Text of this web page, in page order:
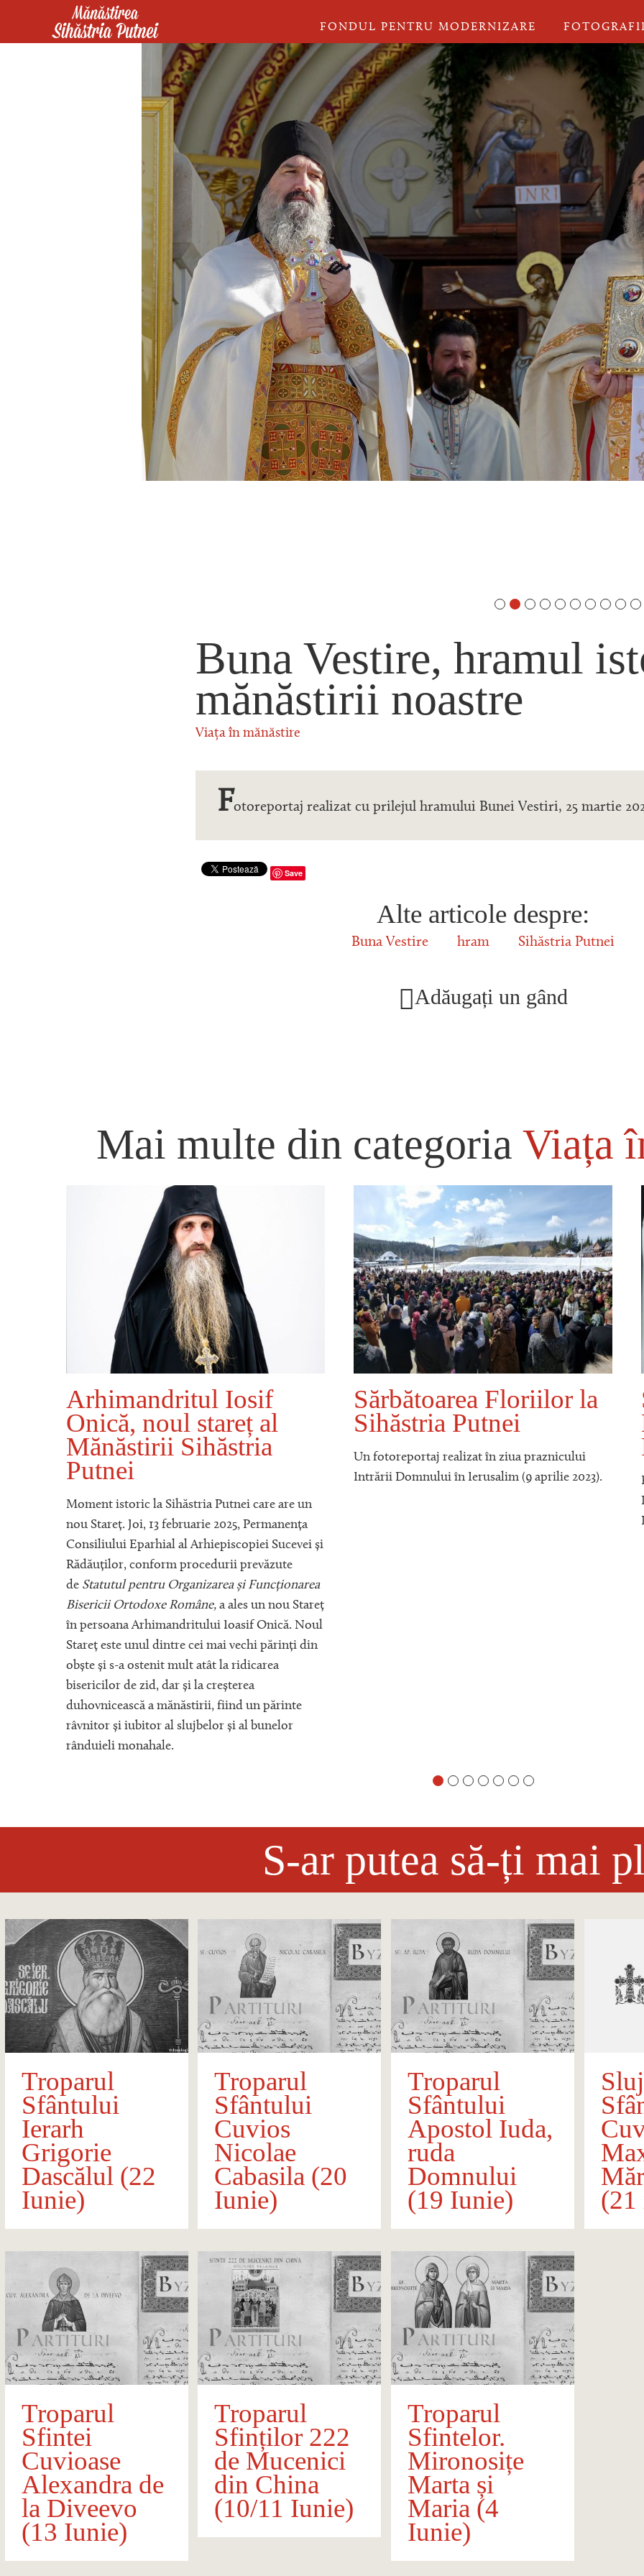
Mergi la conţinutul principal
Mănăstirea Sihăstria Putnei
FONDUL PENTRU MODERNIZARE FOTOGRAFII
Buna Vestire, hramul
mănăstirii noastre
Viața în mănăstire
Fotoreportaj realizat cu prilejul hramului Bunei Vestiri, 25 martie
Save
Alte articole despre:
Buna Vestire hram Sihăstria Putnei
Adăugați un gând
Mai multe din categoria Viața
Arhimandritul Iosif
Onică, noul stareț al
Mănăstirii Sihăstria
Putnei
Moment istoric la Sihăstria Putnei care are un
nou Stareț. Joi, 13 februarie 2025, Permanența
Consiliului Eparhial al Arhiepiscopiei Sucevei și
Rădăuților, conform procedurii prevăzute
de Statutul pentru Organizarea și Funcționarea
Bisericii Ortodoxe Române, a ales un nou Stareț
în persoana Arhimandritului Ioasif Onică. Noul
Stareț este unul dintre cei mai vechi părinți din
obște și s-a ostenit mult atât la ridicarea
bisericilor de zid, dar și la creșterea
duhovnicească a mănăstirii, fiind un părinte
râvnitor și iubitor al slujbelor și al bunelor
rânduieli monahale.
Sărbătoarea Floriilor la
Sihăstria Putnei
Un fotoreportaj realizat în ziua praznicului
Intrării Domnului în Ierusalim (9 aprilie 2023).
S-ar putea să-ți mai
Troparul
Sfântului
Ierarh
Grigorie
Dascălul (22
Iunie)
Troparul
Sfântului
Cuvios
Nicolae
Cabasila (20
Iunie)
Troparul
Sfântului
Apostol Iuda,
ruda
Domnului
(19 Iunie)
(21
Troparul
Sfintei
Cuvioase
Alexandra de
la Diveevo
(13 Iunie)
Troparul
Sfinților 222
de Mucenici
din China
(10/11 Iunie)
Troparul
Sfintelor.
Mironosițe
Marta și
Maria (4
Iunie)